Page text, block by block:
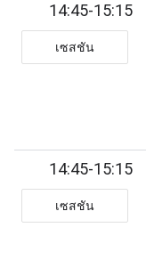
14:45-15:15
เซสชัน
14:45-15:15
เซสชัน